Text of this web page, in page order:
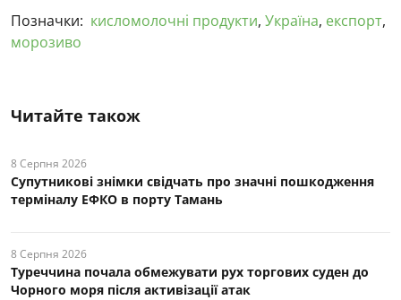
Позначки: кисломолочні продукти, Україна, експорт,
морозиво
Читайте також
8 Серпня 2026
Супутникові знімки свідчать про значні пошкодження
терміналу ЕФКО в порту Тамань
8 Серпня 2026
Туреччина почала обмежувати рух торгових суден до
Чорного моря після активізації атак